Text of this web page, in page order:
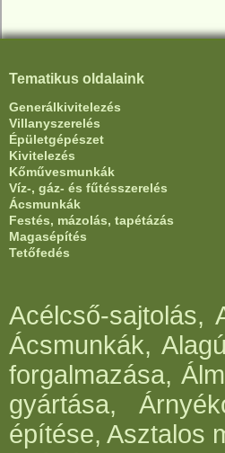
Tematikus oldalaink
Generálkivitelezés
Villanyszerelés
Épületgépészet
Kivitelezés
Kőművesmunkák
Víz-, gáz- és fűtésszerelés
Ácsmunkák
Festés, mázolás, tapétázás
Magasépítés
Tetőfedés
Acélcső-sajtolás,
Ácsmunkák,
forgalmazása,
gyártása,
építése, Asztalos